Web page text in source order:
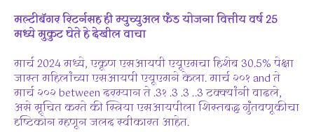
मल्टीबॅगर रिटर्नसह ही म्युच्युअल फंड योजना वित्तीय वर्ष 25
मध्ये मुकुट घेते हे देखील वाचा
मार्च 2024 मध्ये, एकूण एसआयपी एयूएमचा हिशेब 30.5% पेक्षा
जास्त महिलांच्या एसआयपी एयूएमने केला. मार्च २०१ and ते
मार्च २०२ between दरम्यान ते .3१ .3 .3 ..3 टक्क्यांनी वाढले,
असे सूचित करते की स्त्रिया एसआयपीला शिस्तबद्ध गुंतवणूकीचा
दृष्टिकोन म्हणून जलद स्वीकारत आहेत.